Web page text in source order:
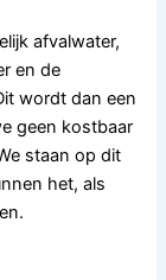
afvalwater,
en de
wordt dan een
geen kostbaar
staan op dit
het, als